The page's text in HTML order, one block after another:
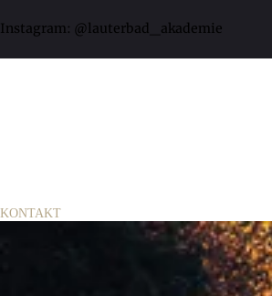
Instagram: @lauterbad_akademie
KONTAKT